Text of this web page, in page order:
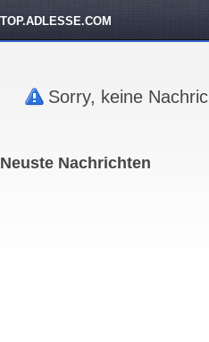
TOP.ADLESSE.COM
Sorry, keine
Neuste Nachrichten